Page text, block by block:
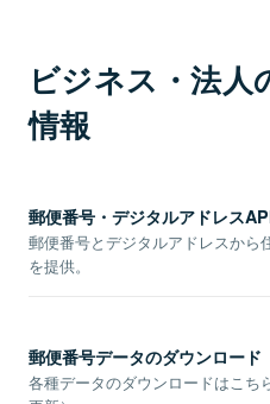
ビジネス・法人
情報
郵便番号・デジタルアドレス
郵便番号とデジタルアドレスから
を提供。
郵便番号データのダウンロード
各種データのダウンロードはこち